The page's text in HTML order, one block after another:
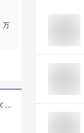
万
《ポイント10倍★18日10時まで》【防災士監修】 防災リュック 1人用 アイリスオーヤマ 防災グッズ 33点 セット 防災セット 食品なし 災害グッズ リュック 大容量 防災 災害 トイレ 給水 ウォータータンク 非常用持ち出し袋 避難グッズ 防災用品 BRS-33 *